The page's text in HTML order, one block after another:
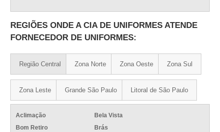
REGIÕES ONDE A CIA DE UNIFORMES ATENDE
FORNECEDOR DE UNIFORMES:
Região Central Zona Norte Zona Oeste Zona Sul
Zona Leste Grande São Paulo Litoral de São Paulo
Aclimação
Bela Vista
Bom Retiro
Brás